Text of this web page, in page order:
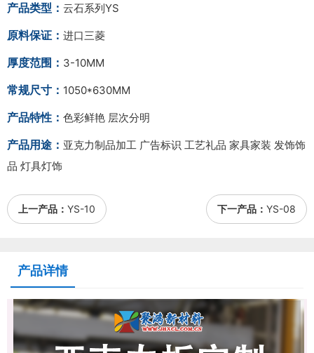
产品类型： 云石系列YS
原料保证： 进口三菱
厚度范围： 3-10MM
常规尺寸： 1050*630MM
产品特性： 色彩鲜艳 层次分明
产品用途： 亚克力制品加工 广告标识 工艺礼品 家具家装 发饰饰
品 灯具灯饰
上一产品： YS-10 下一产品： YS-08
产品详情